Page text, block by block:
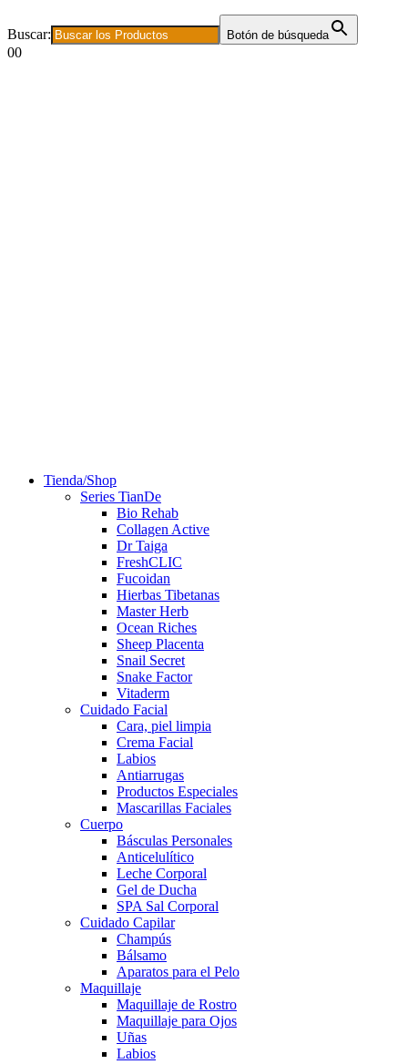
Buscar: Botón de búsqueda
00
Tienda/Shop
Series TianDe
Bio Rehab
Collagen Active
Dr Taiga
FreshCLIC
Fucoidan
Hierbas Tibetanas
Master Herb
Ocean Riches
Sheep Placenta
Snail Secret
Snake Factor
Vitaderm
Cuidado Facial
Cara, piel limpia
Crema Facial
Labios
Antiarrugas
Productos Especiales
Mascarillas Faciales
Cuerpo
Básculas Personales
Anticelulítico
Leche Corporal
Gel de Ducha
SPA Sal Corporal
Cuidado Capilar
Champús
Bálsamo
Aparatos para el Pelo
Maquillaje
Maquillaje de Rostro
Maquillaje para Ojos
Uñas
Labios